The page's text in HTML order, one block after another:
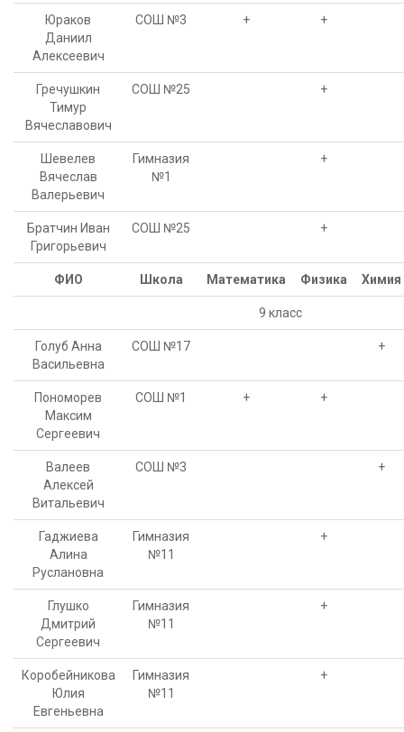
Юраков
Даниил
Алексеевич
СОШ №3 + +
Гречушкин
Тимур
Вячеславович
СОШ №25 +
Шевелев
Вячеслав
Валерьевич
Гимназия
№1
+
Братчин Иван
Григорьевич
СОШ №25 +
ФИО Школа Математика Физика Химия
9 класс
Голуб Анна
Васильевна
СОШ №17 +
Пономорев
Максим
Сергеевич
СОШ №1 + +
Валеев
Алексей
Витальевич
СОШ №3 +
Гаджиева
Алина
Руслановна
Гимназия
№11
+
Глушко
Дмитрий
Сергеевич
Гимназия
№11
+
Коробейникова
Юлия
Евгеньевна
Гимназия
№11
+